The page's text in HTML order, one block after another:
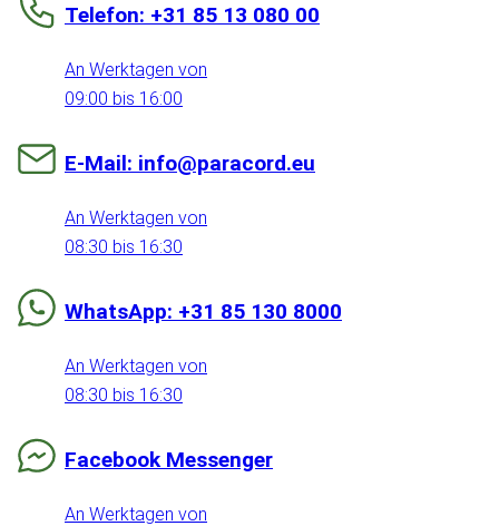
Telefon: +31 85 13 080 00
An Werktagen von
09:00 bis 16:00
E-Mail: info@paracord.eu
An Werktagen von
08:30 bis 16:30
WhatsApp: +31 85 130 8000
An Werktagen von
08:30 bis 16:30
Facebook Messenger
An Werktagen von